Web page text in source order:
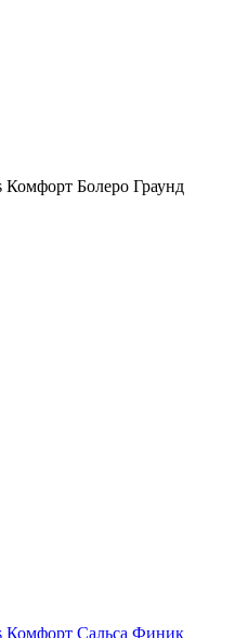
Комфорт Болеро Граунд
Комфорт Сальса Финик